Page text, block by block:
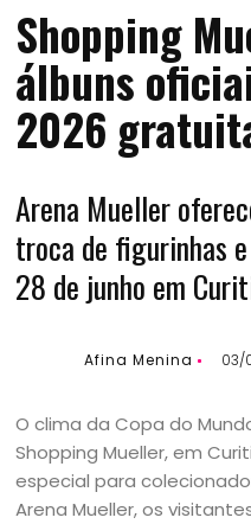
Shopping
álbuns
2026
Arena Mueller
troca de figurinhas
28 de junho em
Afina Menina 03/
O clima da Copa do
Shopping Mueller, em
especial para
Arena Mueller, os